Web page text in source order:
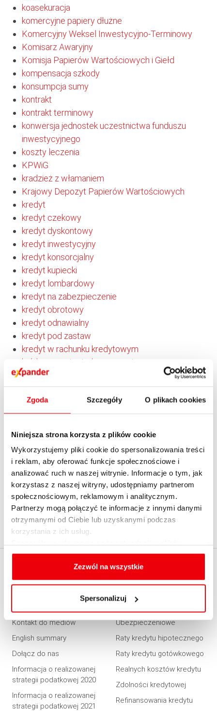
Zgoda Szczegóły O plikach cookies
Niniejsza strona korzysta z plików cookie
Wykorzystujemy pliki cookie do spersonalizowania treści
i reklam, aby oferować funkcje społecznościowe i
analizować ruch w naszej witrynie. Informacje o tym, jak
korzystasz z naszej witryny, udostępniamy partnerom
społecznościowym, reklamowym i analitycznym.
Partnerzy mogą połączyć te informacje z innymi danymi
otrzymanymi od Ciebie lub uzyskanymi podczas
korzystania z ich usług.
cookies, celu i sposobu korzystania z nich przez nas
oraz zmiany ustawień plików cookies a także ich
usuwania z przeglądarki internetowej, znajdują się
Zezwól na wszystkie
Spersonalizuj
koasekuracja
komercyjne papiery dłużne
Komercyjny Weksel Inwestycyjno-Terminowy
Komisarz Awaryjny
Komisja Papierów Wartościowych i Giełd
kompensacja szkody
konsumpcja sumy
kontrakt
kontrakt terminowy
konwersja jednostek uczestnictwa funduszu
inwestycyjnego
koszty leczenia
KPWiG
kradzież z włamaniem
Krajowy Depozyt Papierów Wartościowych
kredyt
kredyt czekowy
kredyt dyskontowy
kredyt inwestycyjny
kredyt konsorcjalny
kredyt kupiecki
kredyt lombardowy
kredyt na zabezpieczenie
kredyt obrotowy
kredyt odnawialny
kredyt pod zastaw
kredyt w rachunku kredytowym
krótka pozycja niedopasowania
krótka pozycja płynności
księga wieczysta
kumulacja świadczeń
kurs nietransakcyjny
kurs odniesienia
kurs ostatni
kurs otwarcia
kurs szacunkowy
KWIT
kwit depozytowy
kwota wykupu
Kontakt do mediów
English summary
Dołącz do nas
Informacja o realizowanej
strategii podatkowej 2020
Informacja o realizowanej
strategii podatkowej 2021
KALKULATORY
Ubezpieczeniowe
Raty kredytu hipotecznego
Raty kredytu gotówkowego
Realnych kosztów kredytu
Zdolności kredytowej
Refinansowania kredytu